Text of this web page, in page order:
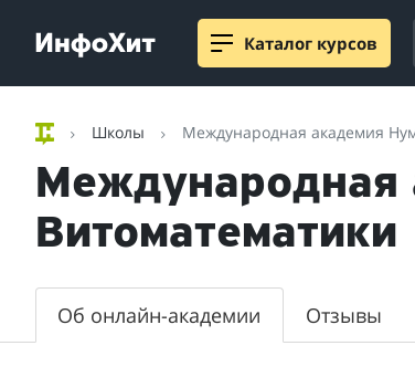
Каталог курсов
Школы Международная академия
Международная
Витоматематики
Об онлайн-академии Отзывы